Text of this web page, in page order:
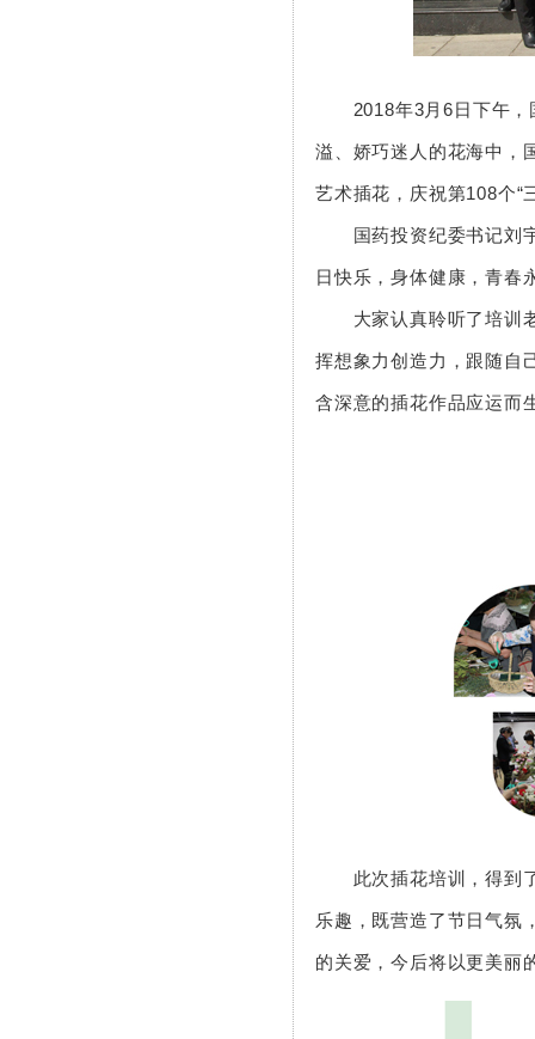
2018年3月6日下午
溢、娇巧迷人的花海中，
艺术插花，庆祝第108个“
国药投资纪委书记刘
日快乐，身体健康，青春
大家认真聆听了培训
挥想象力创造力，跟随自
含深意的插花作品应运而
此次插花培训，得到
乐趣，既营造了节日气氛
的关爱，今后将以更美丽